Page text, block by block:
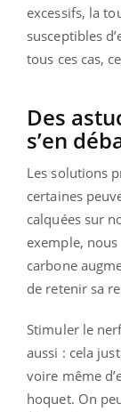
excessifs, la
susceptibles
tous ces cas,
Des
s’en
Les solutions
certaines
calquées sur
exemple,
carbone
de retenir sa
Stimuler le
aussi : cela
voire même
hoquet. On